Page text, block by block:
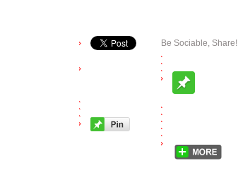
Be Sociable, Share!